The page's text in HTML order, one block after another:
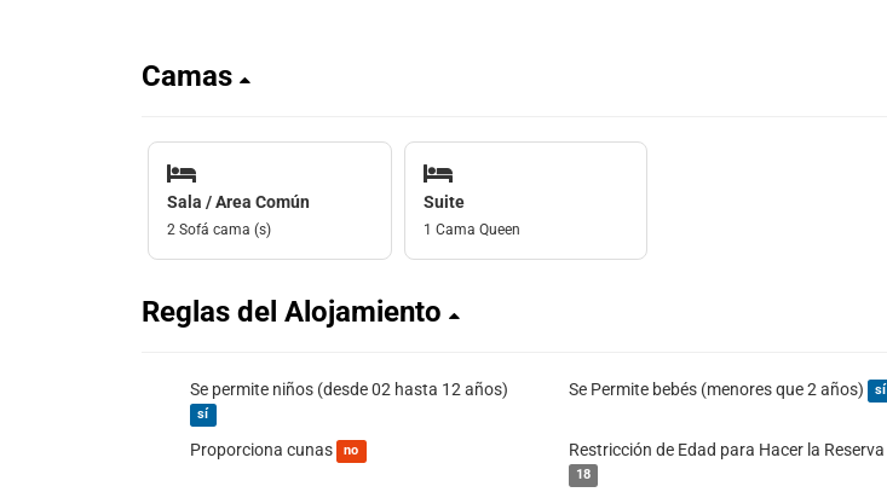
Camas
Sala / Area Común
2 Sofá cama (s)
Suite
1 Cama Queen
Reglas del Alojamiento
Se permite niños (desde 02 hasta 12 años)
sí
Se Permite bebés (menores que 2 años) sí
Proporciona cunas no Restricción de Edad para Hacer la Reserva
18